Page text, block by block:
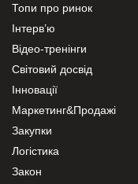
Топи про ринок
Інтерв’ю
Відео-тренінги
Світовий досвід
Інновації
Маркетинг&Продажі
Закупки
Логістика
Закон